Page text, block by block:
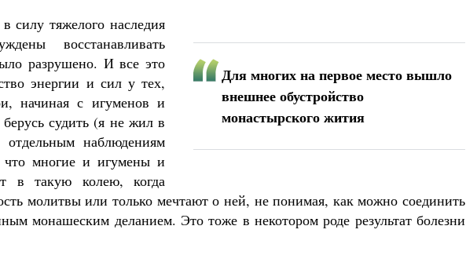
Для многих на первое место вышло
внешнее обустройство
монастырского жития
силу тяжелого наследия
восстанавливать
разрушено. И все это
энергии и сил у тех,
начиная с игуменов и
судить (я не жил в
наблюдениям
что многие и игумены и
в такую колею, когда
молитвы или только мечтают о ней, не понимая, как можно соединить
монашеским деланием. Это тоже в некотором роде результат болезни